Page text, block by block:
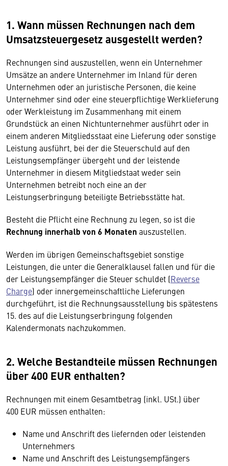
1. Wann müssen Rechnungen nach dem
Umsatzsteuergesetz ausgestellt werden?
Rechnungen sind auszustellen, wenn ein Unternehmer
Umsätze an andere Unternehmer im Inland für deren
Unternehmen oder an juristische Personen, die keine
Unternehmer sind oder eine steuerpflichtige Werklieferung
oder Werkleistung im Zusammenhang mit einem
Grundstück an einen Nichtunternehmer ausführt oder in
einem anderen Mitgliedsstaat eine Lieferung oder sonstige
Leistung ausführt, bei der die Steuerschuld auf den
Leistungsempfänger übergeht und der leistende
Unternehmer in diesem Mitgliedstaat weder sein
Unternehmen betreibt noch eine an der
Leistungserbringung beteiligte Betriebsstätte hat.
Besteht die Pflicht eine Rechnung zu legen, so ist die
Rechnung innerhalb von 6 Monaten auszustellen.
Werden im übrigen Gemeinschaftsgebiet sonstige
Leistungen, die unter die Generalklausel fallen und für die
der Leistungsempfänger die Steuer schuldet (Reverse
Charge) oder innergemeinschaftliche Lieferungen
durchgeführt, ist die Rechnungsausstellung bis spätestens
15. des auf die Leistungserbringung folgenden
Kalendermonats nachzukommen.
2. Welche Bestandteile müssen Rechnungen
über 400 EUR enthalten?
Rechnungen mit einem Gesamtbetrag (inkl. USt.) über
400 EUR müssen enthalten:
Name und Anschrift des liefernden oder leistenden
Unternehmers
Name und Anschrift des Leistungsempfängers